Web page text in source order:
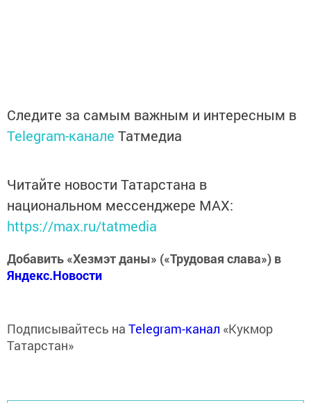
Следите за самым важным и интересным в
Telegram-канале Татмедиа
Читайте новости Татарстана в
национальном мессенджере MАХ:
https://max.ru/tatmedia
Добавить «Хезмэт даны» («Трудовая слава») в
Яндекс.Новости
Подписывайтесь на Telegram-канал «Кукмор
Татарстан»